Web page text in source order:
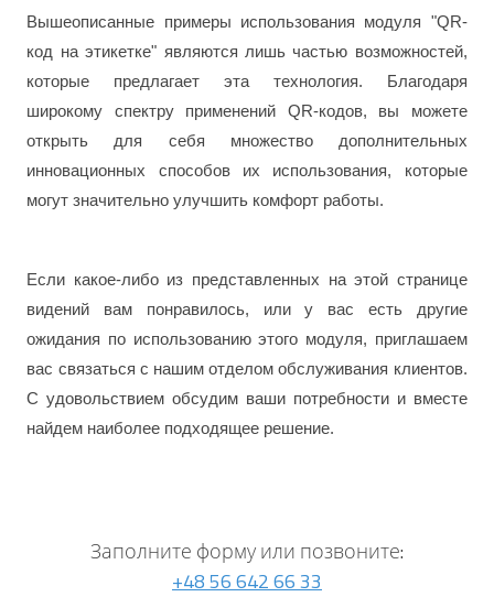
Вышеописанные примеры использования модуля "QR-
код на этикетке" являются лишь частью возможностей,
которые предлагает эта технология. Благодаря
широкому спектру применений QR-кодов, вы можете
открыть для себя множество дополнительных
инновационных способов их использования, которые
могут значительно улучшить комфорт работы.
Если какое-либо из представленных на этой странице
видений вам понравилось, или у вас есть другие
ожидания по использованию этого модуля, приглашаем
вас связаться с нашим отделом обслуживания клиентов.
С удовольствием обсудим ваши потребности и вместе
найдем наиболее подходящее решение.
Заполните форму или позвоните:
+48 56 642 66 33